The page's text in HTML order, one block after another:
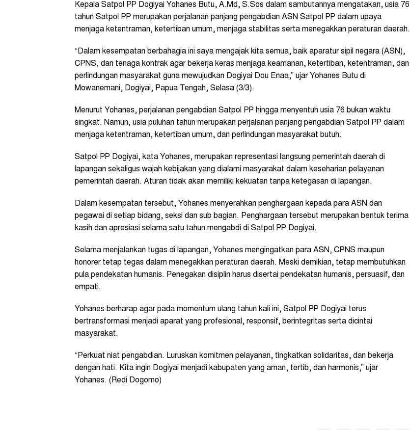
Kepala Satpol PP Dogiyai Yohanes Butu, A.Md, S.Sos dalam sambutannya mengatakan, usia 76
tahun Satpol PP merupakan perjalanan panjang pengabdian ASN Satpol PP dalam upaya
menjaga ketentraman, ketertiban umum, menjaga stabilitas serta menegakkan peraturan daerah.
“Dalam kesempatan berbahagia ini saya mengajak kita semua, baik aparatur sipil negara (ASN),
CPNS, dan tenaga kontrak agar bekerja keras menjaga keamanan, ketertiban, ketentraman, dan
perlindungan masyarakat guna mewujudkan Dogiyai Dou Enaa,” ujar Yohanes Butu di
Mowanemani, Dogiyai, Papua Tengah, Selasa (3/3).
Menurut Yohanes, perjalanan pengabdian Satpol PP hingga menyentuh usia 76 bukan waktu
singkat. Namun, usia puluhan tahun merupakan perjalanan panjang pengabdian Satpol PP dalam
menjaga ketentraman, ketertiban umum, dan perlindungan masyarakat butuh.
Satpol PP Dogiyai, kata Yohanes, merupakan representasi langsung pemerintah daerah di
lapangan sekaligus wajah kebijakan yang dialami masyarakat dalam keseharian pelayanan
pemerintah daerah. Aturan tidak akan memiliki kekuatan tanpa ketegasan di lapangan.
Dalam kesempatan tersebut, Yohanes menyerahkan penghargaan kepada para ASN dan
pegawai di setiap bidang, seksi dan sub bagian. Penghargaan tersebut merupakan bentuk terima
kasih dan apresiasi selama satu tahun mengabdi di Satpol PP Dogiyai.
Selama menjalankan tugas di lapangan, Yohanes mengingatkan para ASN, CPNS maupun
honorer tetap tegas dalam menegakkan peraturan daerah. Meski demikian, tetap membutuhkan
pula pendekatan humanis. Penegakan disiplin harus disertai pendekatan humanis, persuasif, dan
empati.
Yohanes berharap agar pada momentum ulang tahun kali ini, Satpol PP Dogiyai terus
bertransformasi menjadi aparat yang profesional, responsif, berintegritas serta dicintai
masyarakat.
“Perkuat niat pengabdian. Luruskan komitmen pelayanan, tingkatkan solidaritas, dan bekerja
dengan hati. Kita ingin Dogiyai menjadi kabupaten yang aman, tertib, dan harmonis,” ujar
Yohanes. (Redi Dogomo)